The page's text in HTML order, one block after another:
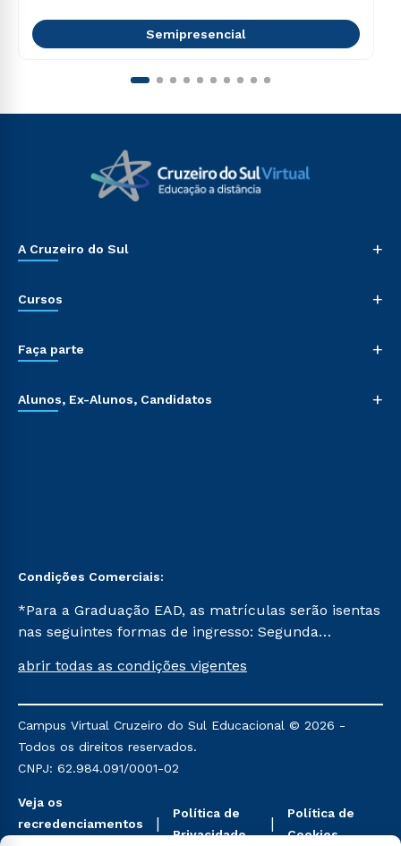
Semipresencial
A Cruzeiro do Sul +
Cursos +
Faça parte +
Alunos, Ex-Alunos, Candidatos +
Condições Comerciais:
*Para a Graduação EAD, as matrículas serão isentas
nas seguintes formas de ingresso: Segunda
Já para as demais, a taxa de matrícula será de R$
mencionadas são referentes aos cursos: Ensino
Religioso, Geografia para a Docência e Metodologia
do Ensino de História: Questões Atuais.
abrir todas as condições vigentes
Campus Virtual Cruzeiro do Sul Educacional © 2026 -
Todos os direitos reservados.
CNPJ: 62.984.091/0001-02
Veja os
recredenciamentos
Política de
Privacidade
Política de
Cookies